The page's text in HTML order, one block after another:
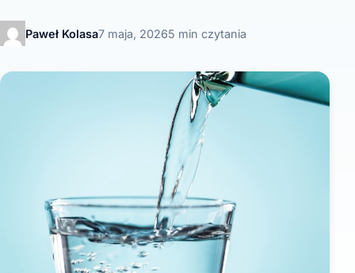
Paweł Kolasa7 maja, 20265 min czytania